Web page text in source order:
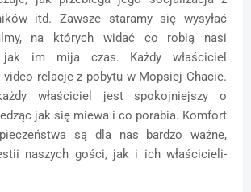
itd. Zawsze staramy się wysyłać
na których widać co robią nasi
im mija czas. Każdy właściciel
relacje z pobytu w Mopsiej Chacie.
właściciel jest spokojniejszy o
jak się miewa i co porabia. Komfort
są dla nas bardzo ważne,
naszych gości, jak i ich właścicieli-